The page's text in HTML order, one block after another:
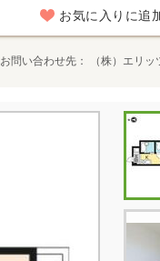
お気に入りに追
お問い合わせ先 （株）エリ